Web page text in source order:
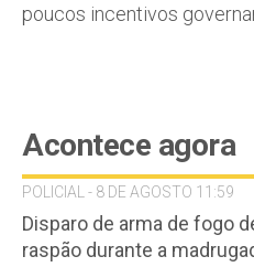
poucos incentivos
Acontece agora
POLICIAL - 8 DE AGOSTO 11:59
Disparo de arma de fogo
raspão durante a